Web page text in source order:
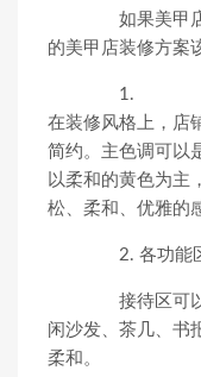
如果美甲店
的美甲店装修方案
1.
在装修风格上，店
简约。主色调可以
以柔和的黄色为主
松、柔和、优雅的
2. 各功能
接待区可以
闲沙发、茶几、书
柔和。